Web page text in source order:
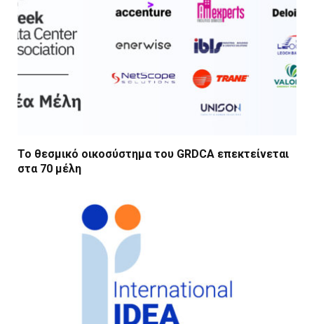
Το θεσμικό οικοσύστημα του GRDCA επεκτείνεται
στα 70 μέλη